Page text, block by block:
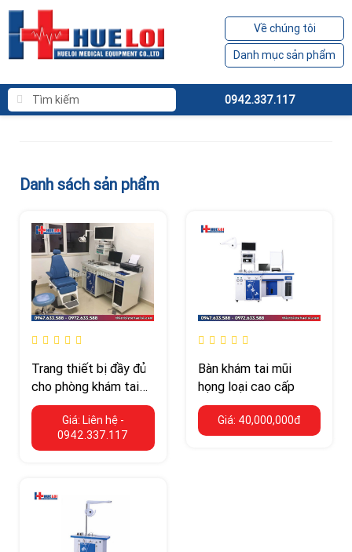
Về chúng tôi
Danh mục sản phẩm
0942.337.117
Danh sách sản phẩm
Trang thiết bị đầy đủ
cho phòng khám tai
mũi họng
Giá: Liên hệ -
0942.337.117
Bàn khám tai mũi
họng loại cao cấp
Giá: 40,000,000đ